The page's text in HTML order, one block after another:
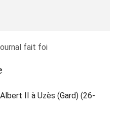
fait foi
II à Uzès (Gard) (26-